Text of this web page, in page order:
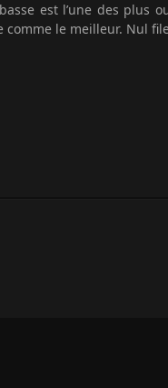
est l’une des plus
comme le meilleur. Nul